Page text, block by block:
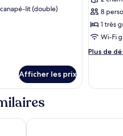
sur
l’océan
lit (double)
Afficher les prix
ce
type
de
chambre
8
1 très
Wi-Fi
Plus de
Plus
Chambre
vue
Maui Coast Hotel